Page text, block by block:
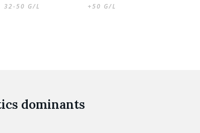
32-50 G/L +50 G/L
dominants